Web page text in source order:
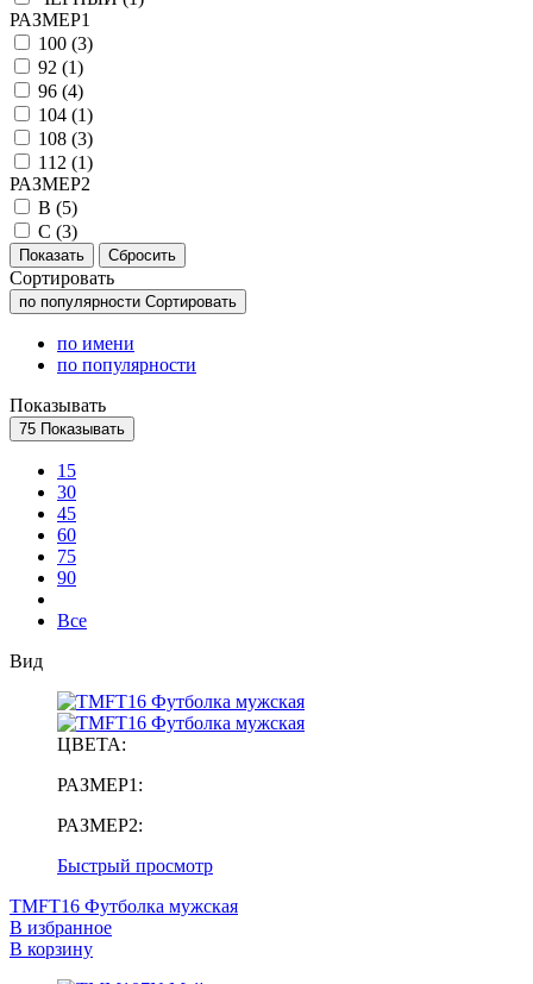
РАЗМЕР1
100 (3)
92 (1)
96 (4)
104 (1)
108 (3)
112 (1)
РАЗМЕР2
B (5)
C (3)
Сортировать
по популярности Сортировать
по имени
по популярности
Показывать
75 Показывать
15
30
45
60
75
90
Все
Вид
ЦВЕТА:
РАЗМЕР1:
РАЗМЕР2:
Быстрый просмотр
TMFT16 Футболка мужская
В избранное
В корзину